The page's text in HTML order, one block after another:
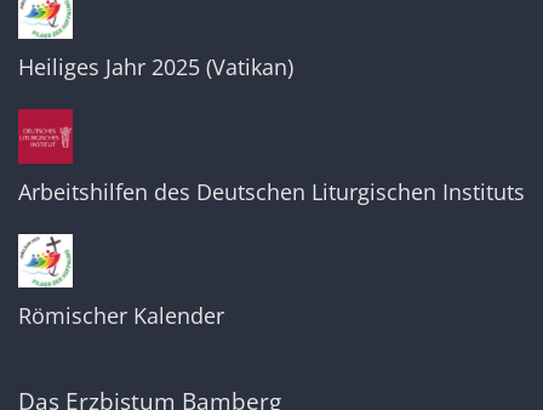
Heiliges Jahr 2025 (Vatikan)
Arbeitshilfen des Deutschen Liturgischen Instituts
Römischer Kalender
Das Erzbistum Bamberg